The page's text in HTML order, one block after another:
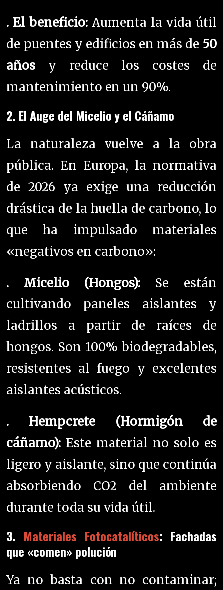
. El beneficio: Aumenta la vida útil
de puentes y edificios en más de 50
años y reduce los costes de
mantenimiento en un 90%.
2. El Auge del Micelio y el Cáñamo
La naturaleza vuelve a la obra
pública. En Europa, la normativa
de 2026 ya exige una reducción
drástica de la huella de carbono, lo
que ha impulsado materiales
«negativos en carbono»:
. Micelio (Hongos): Se están
cultivando paneles aislantes y
ladrillos a partir de raíces de
hongos. Son 100% biodegradables,
resistentes al fuego y excelentes
aislantes acústicos.
. Hempcrete (Hormigón de
cáñamo): Este material no solo es
ligero y aislante, sino que continúa
absorbiendo CO2 del ambiente
durante toda su vida útil.
3. Materiales Fotocatalíticos: Fachadas
que «comen» polución
Ya no basta con no contaminar;